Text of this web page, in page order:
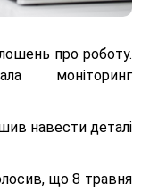
про роботу.
моніторинг
навести деталі
що 8 травня